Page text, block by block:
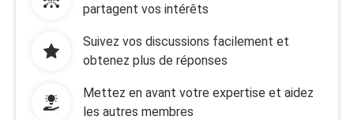
partagent vos intérêts
Suivez vos discussions facilement et
obtenez plus de réponses
Mettez en avant votre expertise et aidez
les autres membres